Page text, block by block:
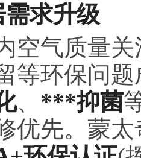
需求升级
空气质量
等环保问
、 ***抑菌
优先。蒙